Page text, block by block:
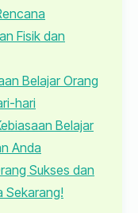
Fisik dan
Belajar Orang
hari
Belajar
Anda
Sukses dan
Sekarang!